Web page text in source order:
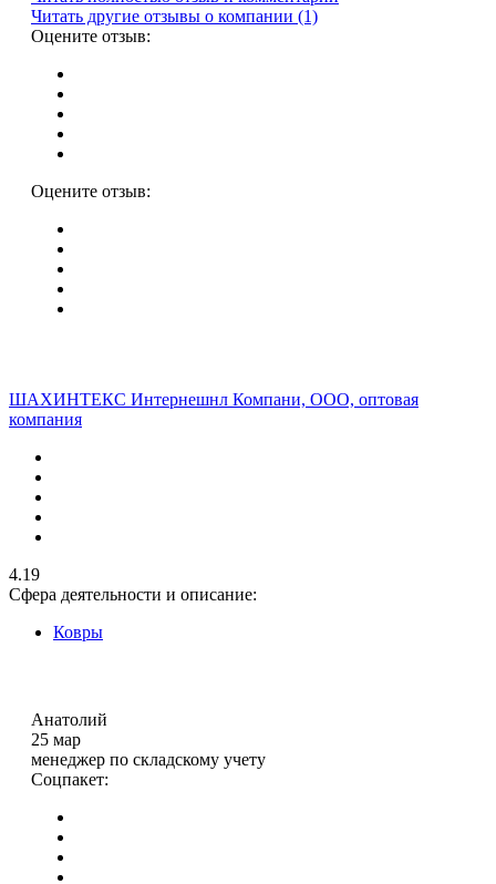
Читать другие отзывы о компании (1)
Оцените отзыв:
Оцените отзыв:
ШАХИНТЕКС Интернешнл Компани, ООО, оптовая
компания
4.19
Сфера деятельности и описание:
Ковры
Анатолий
25 мар
менеджер по складскому учету
Соцпакет: